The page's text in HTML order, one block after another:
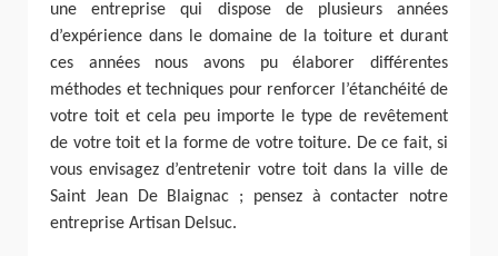
une entreprise qui dispose de plusieurs années
d’expérience dans le domaine de la toiture et durant
ces années nous avons pu élaborer différentes
méthodes et techniques pour renforcer l’étanchéité de
votre toit et cela peu importe le type de revêtement
de votre toit et la forme de votre toiture. De ce fait, si
vous envisagez d’entretenir votre toit dans la ville de
Saint Jean De Blaignac ; pensez à contacter notre
entreprise Artisan Delsuc.